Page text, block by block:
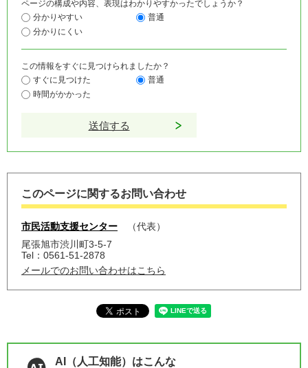
ページの構成や内容、表現はわかりやすかったでしょうか？
分かりやすい
普通
分かりにくい
この情報をすぐに見つけられましたか？
すぐに見つけた
普通
時間がかかった
このページに関するお問い合わせ
市民活動支援センター
代表
尾張旭市渋川町3-5-7
Tel：0561-51-2878
メールでのお問い合わせはこちら
AI（人工知能）はこんな